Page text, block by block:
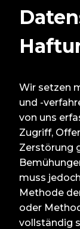
Wir setzen
und -
von uns
Zugriff,
Zerstörung
muss
Methode
oder
vollständig